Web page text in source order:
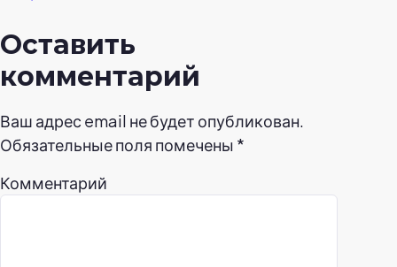
Оставить
комментарий
Ваш адрес email не будет опубликован.
Обязательные поля помечены *
Комментарий